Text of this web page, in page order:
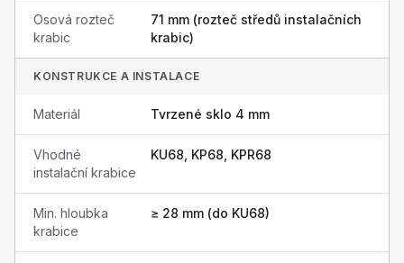
Osová rozteč
krabic
71 mm (rozteč středů instalačních
krabic)
KONSTRUKCE A INSTALACE
Materiál Tvrzené sklo 4 mm
Vhodné
instalační krabice
KU68, KP68, KPR68
Min. hloubka
krabice
≥ 28 mm (do KU68)